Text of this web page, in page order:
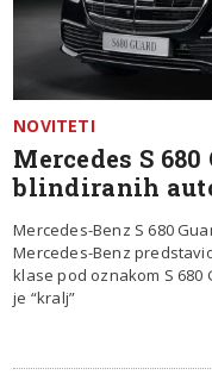
NOVITETI
Mercedes S
blindiranih
Mercedes-Benz S 680
Mercedes-Benz
klase pod oznakom S 680
je “kralj”